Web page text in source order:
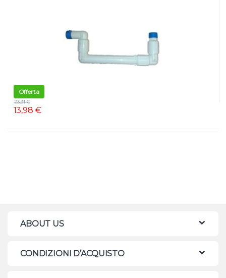
Offerta
13,98 €
23,31€
ABOUT US
CONDIZIONI D’ACQUISTO